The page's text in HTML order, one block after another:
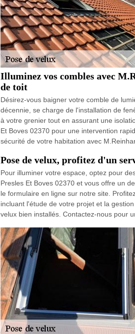
Illuminez vos combles avec
de toit
Désirez-vous baigner votre comble de
décennie, se charge de l'installation de
à votre grenier tout en assurant une
Et Boves 02370 pour une intervention
sécurité de votre habitation avec
Pose de velux, profitez d'un
Pour illuminer votre espace, optez pour
Presles Et Boves 02370 et vous offre un
le formulaire en ligne sur notre site.
incluant l'étude de votre projet et la
velux bien installés. Contactez-nous pour